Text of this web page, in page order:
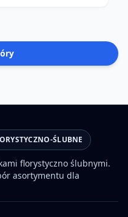
ŚLUBNE
florystyczno ślubnymi.
asortymentu dla